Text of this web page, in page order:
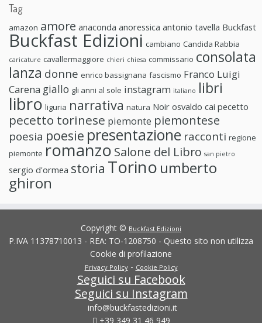
Tag
amazon amore anaconda anoressica antonio tavella Buckfast
Buckfast Edizioni cambiano Candida Rabbia
caricature cavallermaggiore chieri chiesa commissario consolata
lanza donne enrico bassignana fascismo Franco Luigi
Carena giallo gli anni al sole instagram italiano libri
libro liguria narrativa natura Noir osvaldo cai pecetto
pecetto torinese piemonte piemontese
poesia poesie presentazione racconti regione
piemonte romanzo Salone del Libro san pietro
sergio d'ormea storia Torino umberto
ghiron
Copyright © Buckfast Edizioni
P.IVA 11378710013 - REA: TO-1208750 - Questo sito non utilizza
Cookie di profilazione
Privacy Policy- Cookie Policy
Seguici su Facebook
Seguici su Instagram
info@buckfastedizioni.it
+39 349 31 46 949